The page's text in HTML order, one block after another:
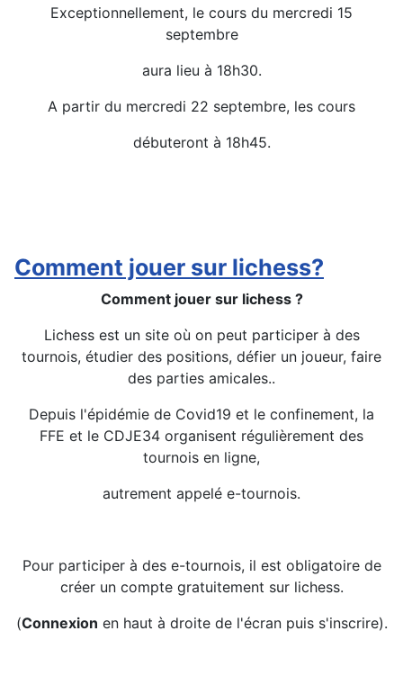
Exceptionnellement, le cours du mercredi 15
septembre
aura lieu à 18h30.
A partir du mercredi 22 septembre, les cours
débuteront à 18h45.
Comment jouer sur lichess?
Comment jouer sur lichess ?
Lichess est un site où on peut participer à des
tournois, étudier des positions, défier un joueur, faire
des parties amicales..
Depuis l'épidémie de Covid19 et le confinement, la
FFE et le CDJE34 organisent régulièrement des
tournois en ligne,
autrement appelé e-tournois.
Pour participer à des e-tournois, il est obligatoire de
créer un compte gratuitement sur lichess.
(Connexion en haut à droite de l'écran puis s'inscrire).